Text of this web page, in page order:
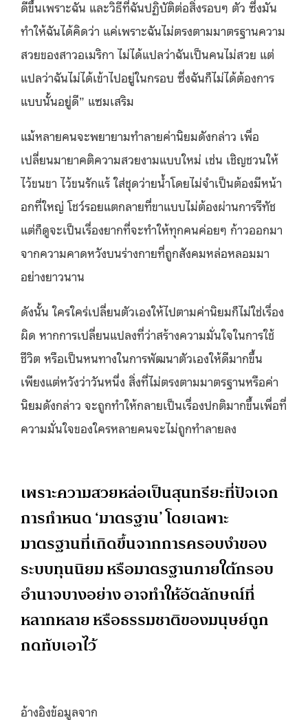
ดีขึ้นเพราะฉัน และวิธีที่ฉันปฏิบัติต่อสิ่งรอบๆ ตัว ซึ่งมัน
ทำให้ฉันได้คิดว่า แค่เพราะฉันไม่ตรงตามมาตรฐานความ
สวยของสาวอเมริกา ไม่ได้แปลว่าฉันเป็นคนไม่สวย แต่
แปลว่าฉันไม่ได้เข้าไปอยู่ในกรอบ ซึ่งฉันก็ไม่ได้ต้องการ
แบบนั้นอยู่ดี” แซมเสริม
แม้หลายคนจะพยายามทำลายค่านิยมดังกล่าว เพื่อ
เปลี่ยนมายาคติความสวยงามแบบใหม่ เช่น เชิญชวนให้
ไว้ขนขา ไว้ขนรักแร้ ใส่ชุดว่ายน้ำโดยไม่จำเป็นต้องมีหน้า
อกที่ใหญ่ โชว์รอยแตกลายที่ขาแบบไม่ต้องผ่านการรีทัช
แต่ก็ดูจะเป็นเรื่องยากที่จะทำให้ทุกคนค่อยๆ ก้าวออกมา
จากความคาดหวังบนร่างกายที่ถูกสังคมหล่อหลอมมา
อย่างยาวนาน
ดังนั้น ใครใคร่เปลี่ยนตัวเองให้ไปตามค่านิยมก็ไม่ใช่เรื่อง
ผิด หากการเปลี่ยนแปลงที่ว่าสร้างความมั่นใจในการใช้
ชีวิต หรือเป็นหนทางในการพัฒนาตัวเองให้ดีมากขึ้น
เพียงแต่หวังว่าวันหนึ่ง สิ่งที่ไม่ตรงตามมาตรฐานหรือค่า
นิยมดังกล่าว จะถูกทำให้กลายเป็นเรื่องปกติมากขึ้นเพื่อที่
ความมั่นใจของใครหลายคนจะไม่ถูกทำลายลง
เพราะความสวยหล่อเป็นสุนทรียะที่ปัจเจก
การกำหนด ‘มาตรฐาน’ โดยเฉพาะ
มาตรฐานที่เกิดขึ้นจากการครอบงำของ
ระบบทุนนิยม หรือมาตรฐานภายใต้กรอบ
อำนาจบางอย่าง อาจทำให้อัตลักษณ์ที่
หลากหลาย หรือธรรมชาติของมนุษย์ถูก
กดทับเอาไว้
อ้างอิงข้อมูลจาก